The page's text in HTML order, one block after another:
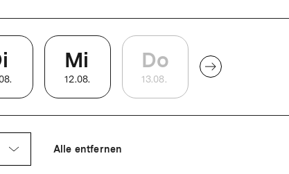
Saal erhält ein bombastisches
barrierefreien Toiletten, neuen Sitzen
neu.
.
Mi
12.08.
Do
13.08 .
Alle entfernen